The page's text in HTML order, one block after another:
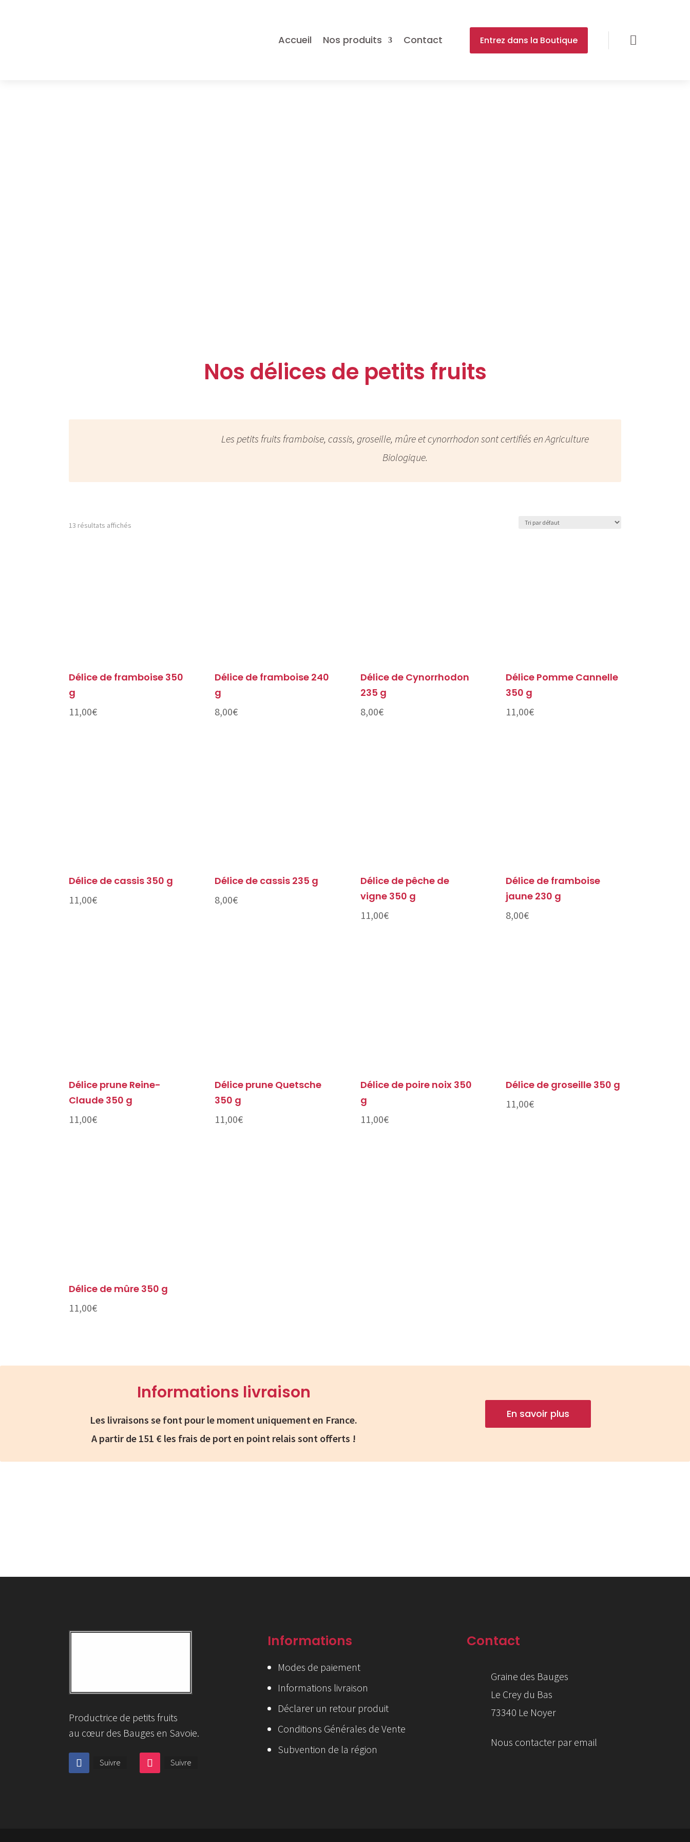
Accueil Nos produits Contact Entrez dans la Boutique 
Nos délices de petits fruits
Les petits fruits framboise, cassis, groseille, mûre et cynorrhodon sont certifiés en Agriculture
Biologique.
13 résultats affichés
Délice de framboise 350
g
11,00€
Délice de framboise 240
g
8,00€
Délice de Cynorrhodon
235 g
8,00€
Délice Pomme Cannelle
350 g
11,00€
Délice de cassis 350 g
11,00€
Délice de cassis 235 g
8,00€
Délice de pêche de
vigne 350 g
11,00€
Délice de framboise
jaune 230 g
8,00€
Délice prune Reine-
Claude 350 g
11,00€
Délice prune Quetsche
350 g
11,00€
Délice de poire noix 350
g
11,00€
Délice de groseille 350 g
11,00€
Délice de mûre 350 g
11,00€
Informations livraison
Les livraisons se font pour le moment uniquement en France.
A partir de 151 € les frais de port en point relais sont offerts !
En savoir plus
Productrice de petits fruits
au cœur des Bauges en Savoie.
Suivre Suivre
Informations
Modes de paiement
Informations livraison
Déclarer un retour produit
Conditions Générales de Vente
Subvention de la région
Contact
Graine des Bauges
Le Crey du Bas
73340 Le Noyer
Nous contacter par email